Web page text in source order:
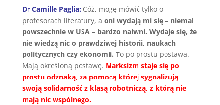
Dr Camille Paglia: Cóż, mogę mówić tylko o
profesorach literatury, a oni wydają mi się – niemal
powszechnie w USA – bardzo naiwni. Wydaje się, że
nie wiedzą nic o prawdziwej historii, naukach
politycznych czy ekonomii. To po prostu postawa.
Mają określoną postawę. Marksizm staje się po
prostu odznaką, za pomocą której sygnalizują
swoją solidarność z klasą robotniczą, z którą nie
mają nic wspólnego.